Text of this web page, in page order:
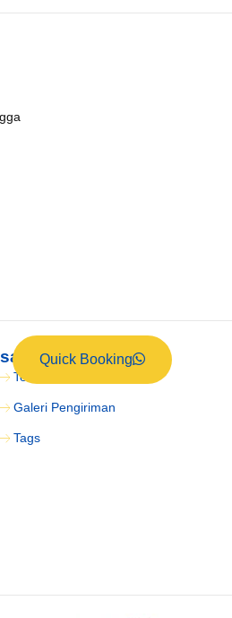
Quick Booking
Tentang Kami
Galeri Pengiriman
Tags